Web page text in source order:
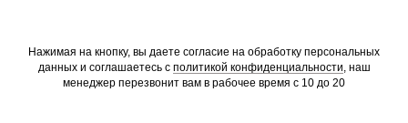
Нажимая на кнопку, вы даете согласие на обработку персональных
данных и соглашаетесь c политикой конфиденциальности, наш
менеджер перезвонит вам в рабочее время с 10 до 20